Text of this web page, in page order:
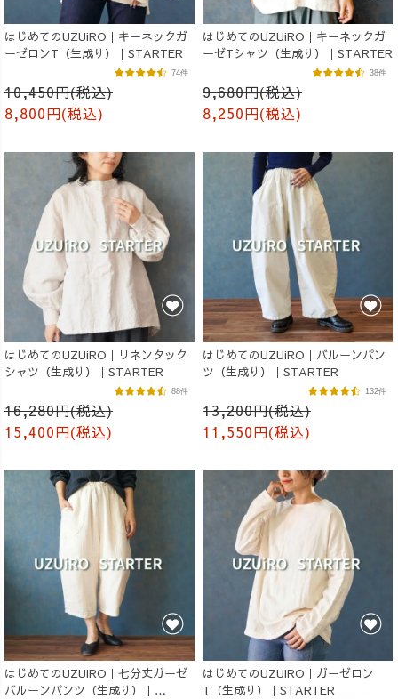
はじめてのUZUiRO｜キーネックガ
ーゼロンT（生成り）｜STARTER
10,450円(税込)
8,800円(税込)
74件
はじめてのUZUiRO｜キーネックガ
ーゼTシャツ（生成り）｜STARTER
9,680円(税込)
8,250円(税込)
38件
はじめてのUZUiRO｜リネンタック
シャツ（生成り）｜STARTER
16,280円(税込)
15,400円(税込)
88件
はじめてのUZUiRO｜バルーンパン
ツ（生成り）｜STARTER
13,200円(税込)
11,550円(税込)
132件
はじめてのUZUiRO｜七分丈ガーゼ
バルーンパンツ（生成り）｜
はじめてのUZUiRO｜ガーゼロン
T（生成り）｜STARTER